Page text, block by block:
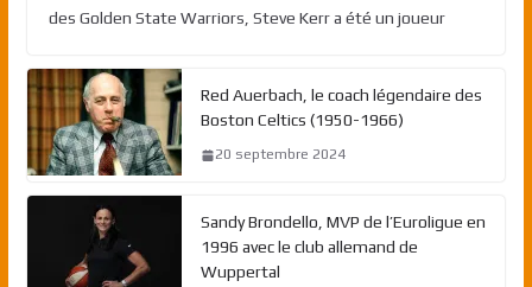
des Golden State Warriors, Steve Kerr a été un joueur
Red Auerbach, le coach légendaire des
Boston Celtics (1950-1966)
20 septembre 2024
Sandy Brondello, MVP de l’Euroligue en
1996 avec le club allemand de
Wuppertal